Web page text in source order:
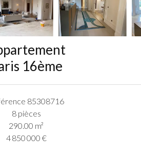
16ème
85308716
8 pièces
290.00 m²
4 850 000 €